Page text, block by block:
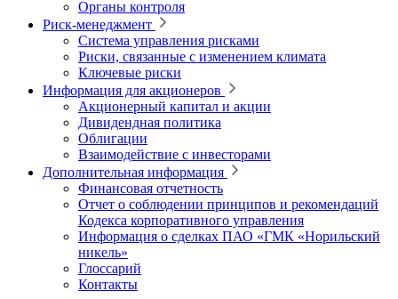
Органы контроля
Риск-менеджмент
Система управления рисками
Риски, связанные с изменением климата
Ключевые риски
Информация для акционеров
Акционерный капитал и акции
Дивидендная политика
Облигации
Взаимодействие с инвесторами
Дополнительная информация
Финансовая отчетность
Отчет о соблюдении принципов и рекомендаций
Кодекса корпоративного управления
Информация о сделках ПАО «ГМК «Норильский
никель»
Глоссарий
Контакты